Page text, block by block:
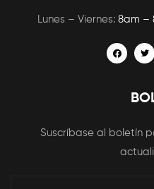
Lunes – Viernes: 8am –
Suscríbase al boletín